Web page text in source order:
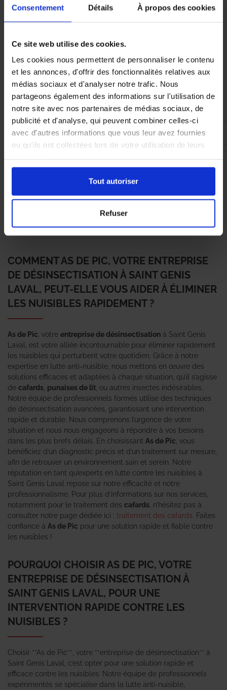
Consentement Détails À propos des cookies
Ce site web utilise des cookies.
Les cookies nous permettent de personnaliser le contenu
et les annonces, d'offrir des fonctionnalités relatives aux
médias sociaux et d'analyser notre trafic. Nous
partageons également des informations sur l'utilisation de
notre site avec nos partenaires de médias sociaux, de
publicité et d'analyse, qui peuvent combiner celles-ci
avec d'autres informations que vous leur avez fournies
ou qu'ils ont collectées lors de votre utilisation de leurs
Tout autoriser
Refuser
chèque, un reçu CB et une facture vous sont envoyés par
Etape 5 :
Vous évaluez la prestation
Vous recevez une demande d’évaluation de votre expérience
Nous avons pensé à tout
COMMENT AS DE PIC, VOTRE ENTREPRISE
DE DÉSINSECTISATION À SAINT GENIS
LAVAL, PEUT-ELLE VOUS AIDER À ÉLIMINER
LES NUISIBLES RAPIDEMENT ?
As de Pic , votre entreprise de désinsectisation à Saint Genis
Laval, est votre alliée incontournable pour éliminer rapidement
les nuisibles qui perturbent votre quotidien. Grâce à notre
expertise en lutte anti-nuisible, nous mettons en œuvre des
solutions efficaces et adaptées à chaque situation, qu’il s’agisse
de cafards punaises de lit , ou autres insectes indésirables.
Notre équipe de professionnels formés utilise des techniques
de désinsectisation avancées, garantissant une intervention
rapide et durable. Nous comprenons l’urgence de votre
situation et nous nous engageons à répondre à vos besoins
dans les plus brefs délais. En choisissant As de Pic , vous
bénéficiez d’un diagnostic précis et d’un traitement sur mesure,
afin de retrouver un environnement sain et serein. Notre
réputation en tant qu’experts en lutte contre les nuisibles à
Saint Genis Laval repose sur notre efficacité et notre
professionnalisme. Pour plus d’informations sur nos services,
notamment pour le traitement des cafards , n’hésitez pas à
consulter notre page dédiée ici : traitement des cafards . Faites
confiance à As de Pic pour une solution rapide et fiable contre
les nuisibles !
POURQUOI CHOISIR AS DE PIC, VOTRE
ENTREPRISE DE DÉSINSECTISATION À
SAINT GENIS LAVAL, POUR UNE
INTERVENTION RAPIDE CONTRE LES
NUISIBLES ?
Choisir **As de Pic**, votre **entreprise de désinsectisation** à
Saint Genis Laval, c’est opter pour une solution rapide et
efficace contre les nuisibles. Notre équipe de professionnels
expérimentés se spécialise dans la lutte anti-nuisible,